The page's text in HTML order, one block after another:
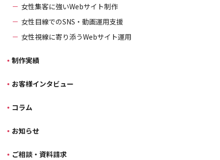
女性集客に強いWebサイト制作
女性目線でのSNS・動画運用支援
女性視線に寄り添うWebサイト運用
制作実績
お客様インタビュー
コラム
お知らせ
ご相談・資料請求